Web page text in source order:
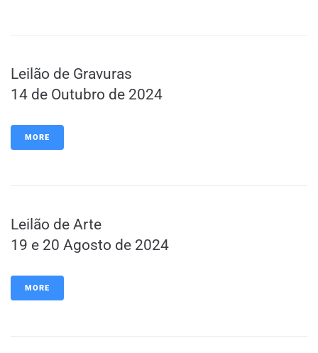
Leilão de Gravuras
14 de Outubro de 2024
MORE
Leilão de Arte
19 e 20 Agosto de 2024
MORE